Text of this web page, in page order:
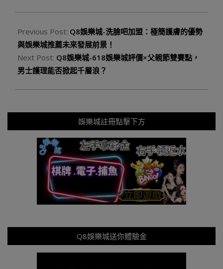
Previous Post: Q8娛樂城-洗臉吧加盟：極簡護膚的優勢
與娛樂城推薦未來發展前景！
Next Post: Q8娛樂城-618娛樂城評價×父親節雙賽點，
男士護理能否掀起千層浪？
娛樂城註冊點擊下方
Q8娛樂城送你體驗金